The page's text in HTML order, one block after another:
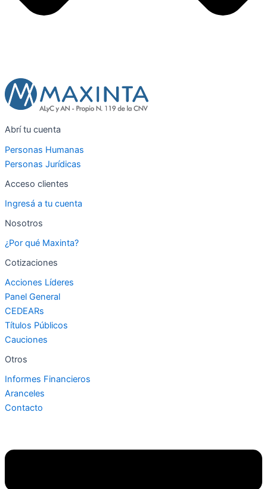
Abrí tu cuenta
Personas Humanas
Personas Jurídicas
Acceso clientes
Ingresá a tu cuenta
Nosotros
¿Por qué Maxinta?
Cotizaciones
Acciones Líderes
Panel General
CEDEARs
Títulos Públicos
Cauciones
Otros
Informes Financieros
Aranceles
Contacto